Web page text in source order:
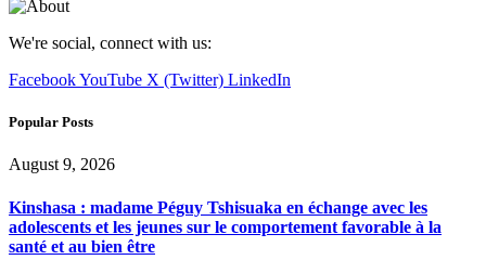
We're social, connect with us:
FacebookYouTube X (Twitter) LinkedIn
Popular Posts
August 9, 2026
Kinshasa : madame Péguy Tshisuaka en échange avec les
adolescents et les jeunes sur le comportement favorable à la
santé et au bien être